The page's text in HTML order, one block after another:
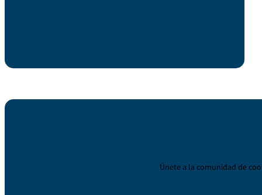
Únete a la comunidad de